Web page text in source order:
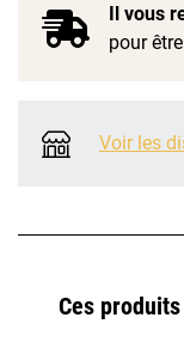
Il vous
pour
Voir les
Ces